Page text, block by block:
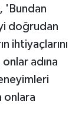
'Bundan
doğrudan
ihtiyaçlarını
adına
onlara